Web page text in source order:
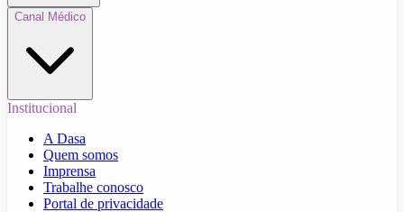
Canal Médico
Institucional
A Dasa
Quem somos
Imprensa
Trabalhe conosco
Portal de privacidade